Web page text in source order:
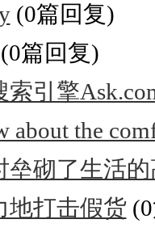
(0篇回复)
篇回复)
索引擎
about the
垒砌了生活
地打击假货(0